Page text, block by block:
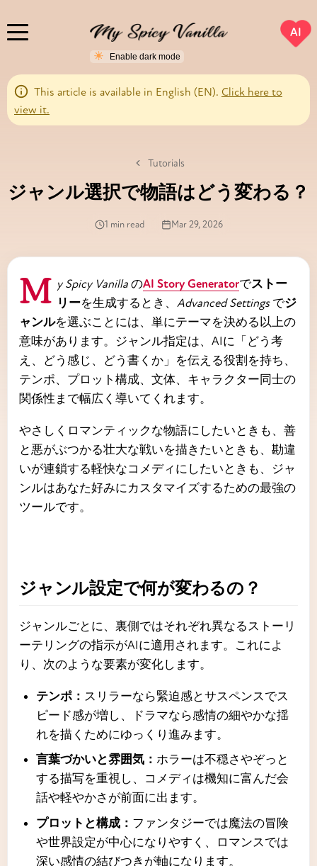
AI
This article is available in English (EN). Click here to
view it.
Tutorials
ジャンル選択で物語はどう変わる？
1 min read Mar 29, 2026
My Spicy Vanilla のAI Story Generatorでストー
リーを生成するとき、Advanced Settingsでジ
ャンルを選ぶことには、単にテーマを決める以上の
意味があります。ジャンル指定は、AIに「どう考
え、どう感じ、どう書くか」を伝える役割を持ち、
テンポ、プロット構成、文体、キャラクター同士の
関係性まで幅広く導いてくれます。
やさしくロマンティックな物語にしたいときも、善
と悪がぶつかる壮大な戦いを描きたいときも、勘違
いが連鎖する軽快なコメディにしたいときも、ジャ
ンルはあなた好みにカスタマイズするための最強の
ツールです。
ジャンル設定で何が変わるの？
ジャンルごとに、裏側ではそれぞれ異なるストーリ
ーテリングの指示がAIに適用されます。これによ
り、次のような要素が変化します。
テンポ： スリラーなら緊迫感とサスペンスでス
ピード感が増し、ドラマなら感情の細やかな揺
れを描くためにゆっくり進みます。
言葉づかいと雰囲気： ホラーは不穏さやぞっと
する描写を重視し、コメディは機知に富んだ会
話や軽やかさが前面に出ます。
プロットと構成： ファンタジーでは魔法の冒険
や世界設定が中心になりやすく、ロマンスでは
深い感情の結びつきが軸になります。